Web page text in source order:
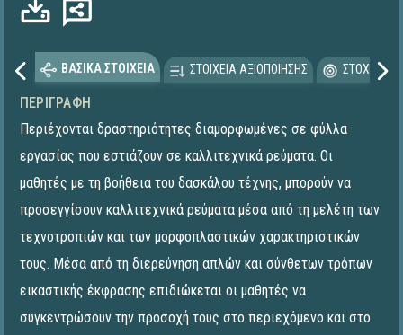
ΒΑΣΙΚΑ ΣΤΟΙΧΕΙΑ ΣΤΟΙΧΕΙΑ ΑΞΙΟΠΟΙΗΣΗΣ
ΠΕΡΙΓΡΑΦΉ
Περιέχονται δραστηριότητες διαμορφωμένες σε φύλλα
εργασίας που εστιάζουν σε καλλιτεχνικά ρεύματα. Οι
μαθητές με τη βοήθεια του δασκάλου τέχνης, μπορούν να
προσεγγίσουν καλλιτεχνικά ρεύματα μέσα από τη μελέτη των
τεχνοτροπιών και των μορφοπλαστικών χαρακτηριστικών
τους. Μέσα από τη διερεύνηση απλών και σύνθετων τρόπων
εικαστικής έκφρασης επιδιώκεται οι μαθητές να
συγκεντρώσουν την προσοχή τους στο περιεχόμενο και στο